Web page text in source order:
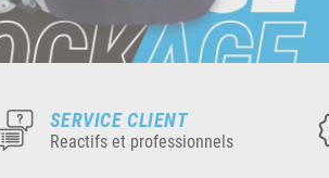
SERVICE CLIENT
Reactifs et professionnels